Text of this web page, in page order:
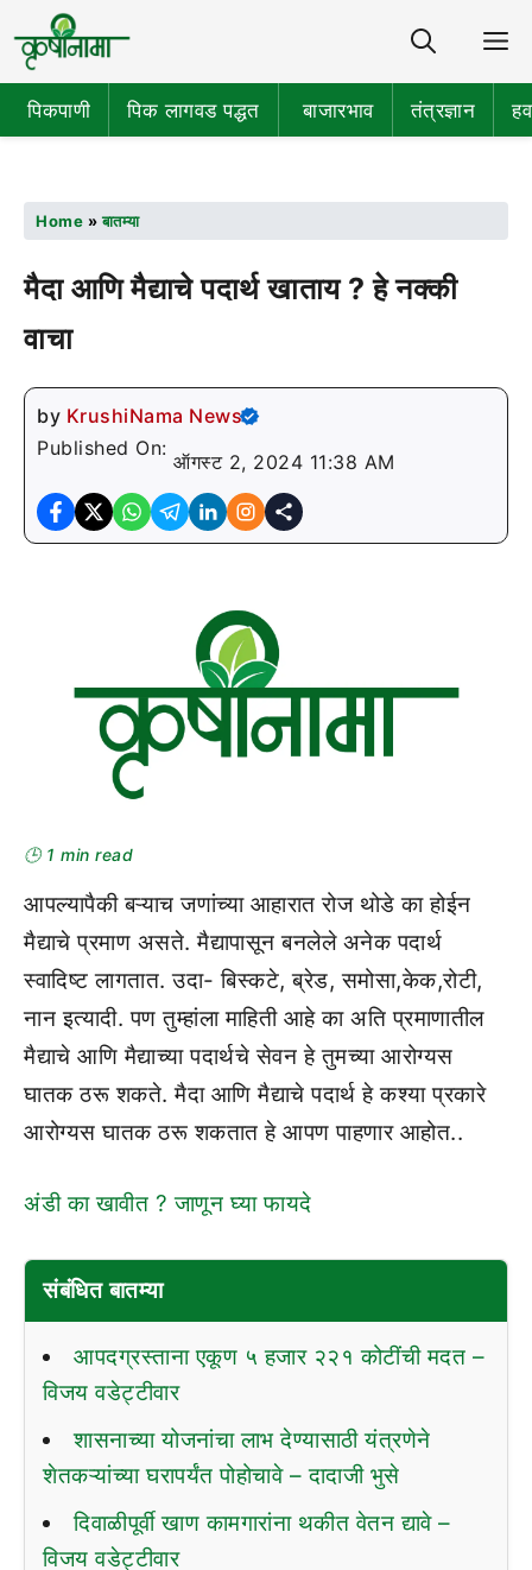
पिकपाणी पिक लागवड पद्धत बाजारभाव तंत्रज्ञान
Home »बातम्या
मैदा आणि मैद्याचे पदार्थ खाताय ? हे नक्की
वाचा
by KrushiNama News
Published On:
ऑगस्ट 2, 2024 11:38 AM
🕒 1 min read
आपल्यापैकी बऱ्याच जणांच्या आहारात रोज थोडे का होईन
मैद्याचे प्रमाण असते. मैद्यापासून बनलेले अनेक पदार्थ
स्वादिष्ट लागतात. उदा- बिस्कटे, ब्रेड, समोसा,केक,रोटी,
नान इत्यादी. पण तुम्हांला माहिती आहे का अति प्रमाणातील
मैद्याचे आणि मैद्याच्या पदार्थचे सेवन हे तुमच्या आरोग्यस
घातक ठरू शकते. मैदा आणि मैद्याचे पदार्थ हे कश्या प्रकारे
आरोग्यस घातक ठरू शकतात हे आपण पाहणार आहोत..
अंडी का खावीत ? जाणून घ्या फायदे
संबंधित बातम्या
आपदग्रस्ताना एकूण ५ हजार २२१ कोटींची मदत –
विजय वडेट्टीवार
शासनाच्या योजनांचा लाभ देण्यासाठी यंत्रणेने
शेतकऱ्यांच्या घरापर्यंत पोहोचावे – दादाजी भुसे
दिवाळीपूर्वी खाण कामगारांना थकीत वेतन द्यावे –
विजय वडेट्टीवार